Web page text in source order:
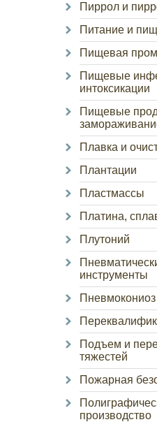
Пиррол и
Питание и
Пищевая
Пищевые
интоксикации
Пищевые
Плавка и
Плантации
Пластмассы
Платина,
Плутоний
инструменты
Пневмокониоз
Подъем и
тяжестей
Пожарная
производство